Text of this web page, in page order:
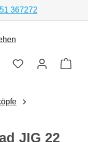
367272
JIG 22